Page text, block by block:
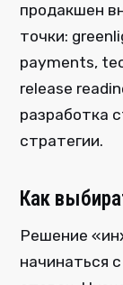
продакшен
точки:
payments,
release
разработка
стратегии.
Как
Решение
начинаться